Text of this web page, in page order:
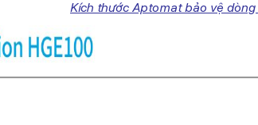
Kích thước Aptomat bảo vệ dòng